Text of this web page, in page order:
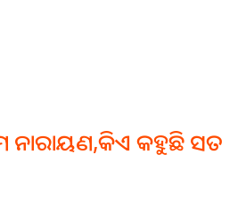
ନାରାୟଣ,କିଏ କହୁଛି ସତ